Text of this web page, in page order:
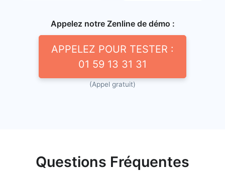
Appelez notre Zenline de démo :
APPELEZ POUR TESTER :
01 59 13 31 31
(Appel gratuit)
Questions Fréquentes